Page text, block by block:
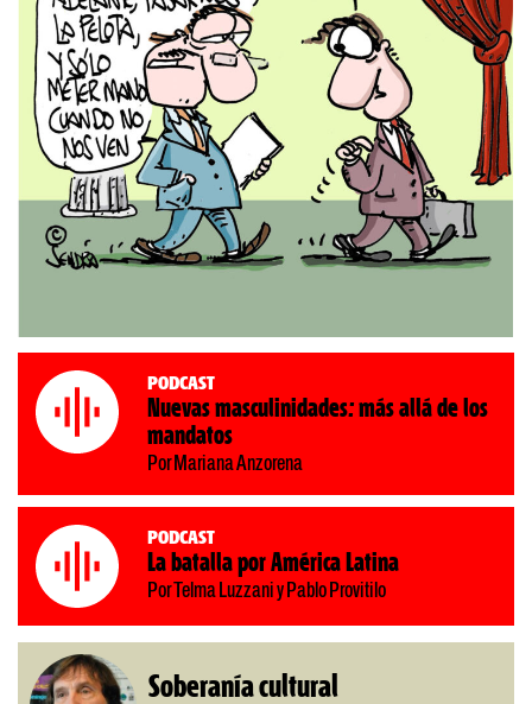
Podcast
Nuevas masculinidades: más allá de los
mandatos
Por Mariana Anzorena
Podcast
La batalla por América Latina
Por Telma Luzzani y Pablo Provitilo
Soberanía cultural